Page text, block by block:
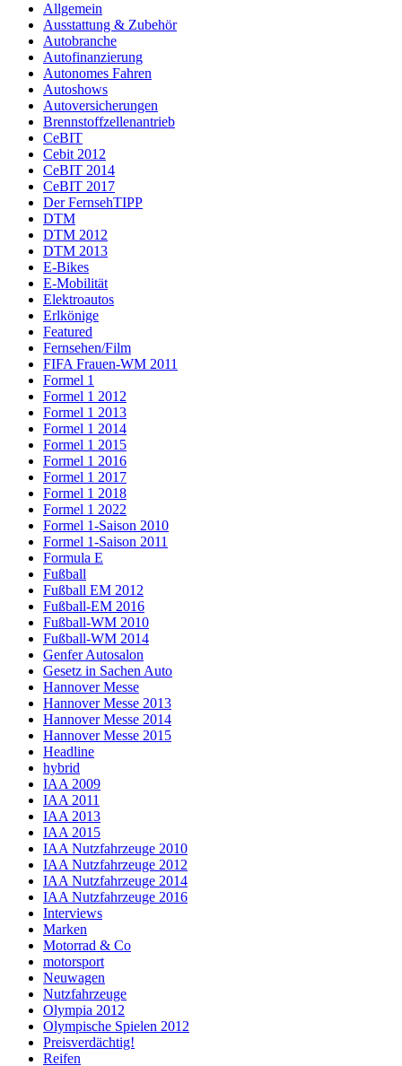
Allgemein
Ausstattung & Zubehör
Autobranche
Autofinanzierung
Autonomes Fahren
Autoshows
Autoversicherungen
Brennstoffzellenantrieb
CeBIT
Cebit 2012
CeBIT 2014
CeBIT 2017
Der FernsehTIPP
DTM
DTM 2012
DTM 2013
E-Bikes
E-Mobilität
Elektroautos
Erlkönige
Featured
Fernsehen/Film
FIFA Frauen-WM 2011
Formel 1
Formel 1 2012
Formel 1 2013
Formel 1 2014
Formel 1 2015
Formel 1 2016
Formel 1 2017
Formel 1 2018
Formel 1 2022
Formel 1-Saison 2010
Formel 1-Saison 2011
Formula E
Fußball
Fußball EM 2012
Fußball-EM 2016
Fußball-WM 2010
Fußball-WM 2014
Genfer Autosalon
Gesetz in Sachen Auto
Hannover Messe
Hannover Messe 2013
Hannover Messe 2014
Hannover Messe 2015
Headline
hybrid
IAA 2009
IAA 2011
IAA 2013
IAA 2015
IAA Nutzfahrzeuge 2010
IAA Nutzfahrzeuge 2012
IAA Nutzfahrzeuge 2014
IAA Nutzfahrzeuge 2016
Interviews
Marken
Motorrad & Co
motorsport
Neuwagen
Nutzfahrzeuge
Olympia 2012
Olympische Spielen 2012
Preisverdächtig!
Reifen